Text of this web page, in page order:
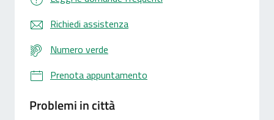
Richiedi assistenza
Numero verde
Prenota appuntamento
Problemi in città